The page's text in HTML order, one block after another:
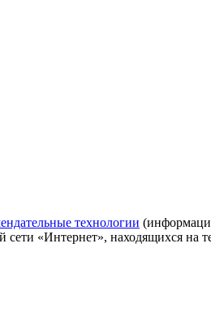
технологии
сети «Интернет», находящихся на